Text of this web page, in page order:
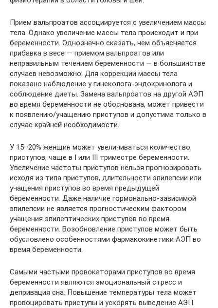
Прием вальпроатов ассоциируется с увеличением массы
тела. Однако увеличение массы тела происходит и при
беременности. Однозначно сказать, чем объясняется
прибавка в весе — приемом вальпроатов или
неправильным течением беременности — в большинстве
случаев невозможно. Для коррекции массы тела
показано наблюдение у гинеколога-эндокринолога и
соблюдение диеты. Замена вальпроатов на другой АЭП
во время беременности не обоснована, может привести
к появлению/учащению приступов и допустима только в
случае крайней необходимости.
У 15–20% женщин может увеличиваться количество
приступов, чаще в I или III триместре беременности.
Увеличение частоты приступов нельзя прогнозировать
исходя из типа приступов, длительности эпилепсии или
учащения приступов во время предыдущей
беременности. Даже наличие гормонально-зависимой
эпилепсии не является прогностическим фактором
учащения эпилептических приступов во время
беременности. Возобновление приступов может быть
обусловлено особенностями фармакокинетики АЭП во
время беременности.
Самыми частыми провокаторами приступов во время
беременности являются эмоциональный стресс и
депривация сна. Повышение температуры тела может
провоцировать приступы и ускорять выведение АЭП.